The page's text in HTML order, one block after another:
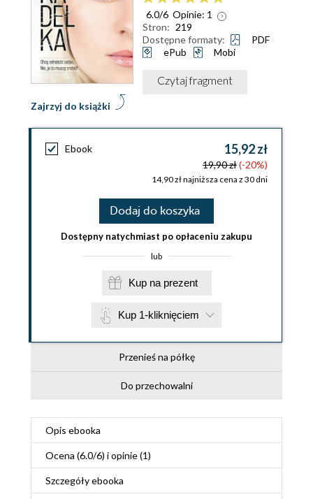
Zajrzyj do książki
6.0/6 Opinie: 1
Stron: 219
Dostępne formaty:
PDF
ePub
Mobi
Czytaj fragment
Ebook 15,92 zł
19,90 zł(-20%)
14,90 zł najniższa cena z 30 dni
Dodaj do koszyka
Dostępny natychmiast po opłaceniu zakupu
lub
Kup na prezent
Kup 1-kliknięciem
Przenieś na półkę
Do przechowalni
Opis ebooka
Ocena (6.0/6) i opinie (1)
Szczegółyebooka